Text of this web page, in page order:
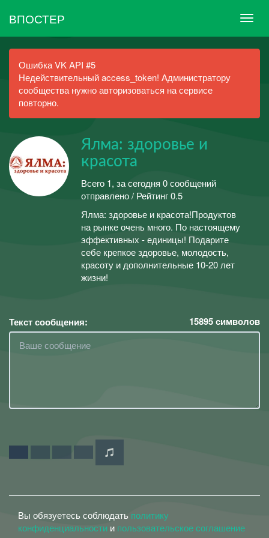
ВПОСТЕР
Ошибка VK API #5
Недействительный access_token! Администратору
сообщества нужно авторизоваться на сервисе
повторно.
Ялма: здоровье и
красота
Всего 1, за сегодня 0 сообщений
отправлено / Рейтинг 0.5
Ялма: здоровье и красота!Продуктов
на рынке очень много. По настоящему
эффективных - единицы! Подарите
себе крепкое здоровье, молодость,
красоту и дополнительные 10-20 лет
жизни!
Текст сообщения: 15895символов
Вы обязуетесь соблюдать политику
конфиденциальности и пользовательское соглашение